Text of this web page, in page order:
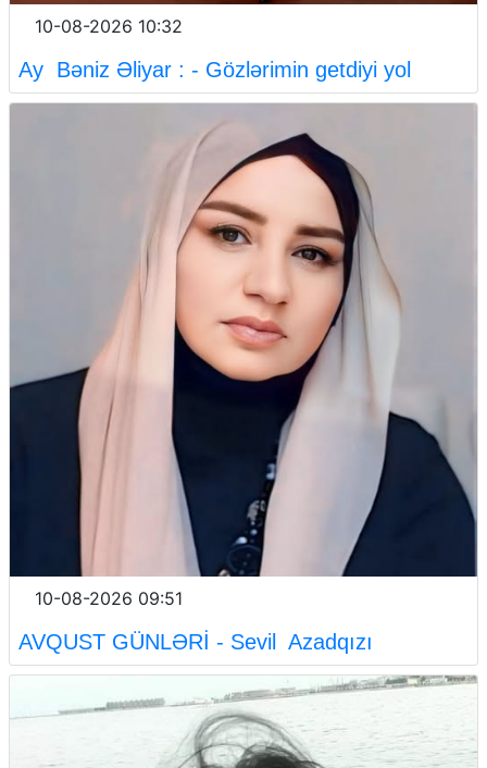
10-08-2026 10:32
Ay Bəniz Əliyar : - Gözlərimin getdiyi yol
10-08-2026 09:51
AVQUST GÜNLƏRİ - Sevil Azadqızı